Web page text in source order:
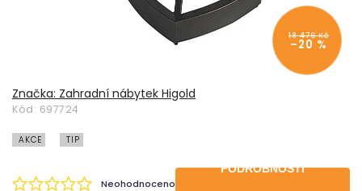
18 476 Kč
–20 %
Značka: Zahradní nábytek Higold
Kód: 697724
AKCE TIP
Neohodnoceno
PODROBNOSTI